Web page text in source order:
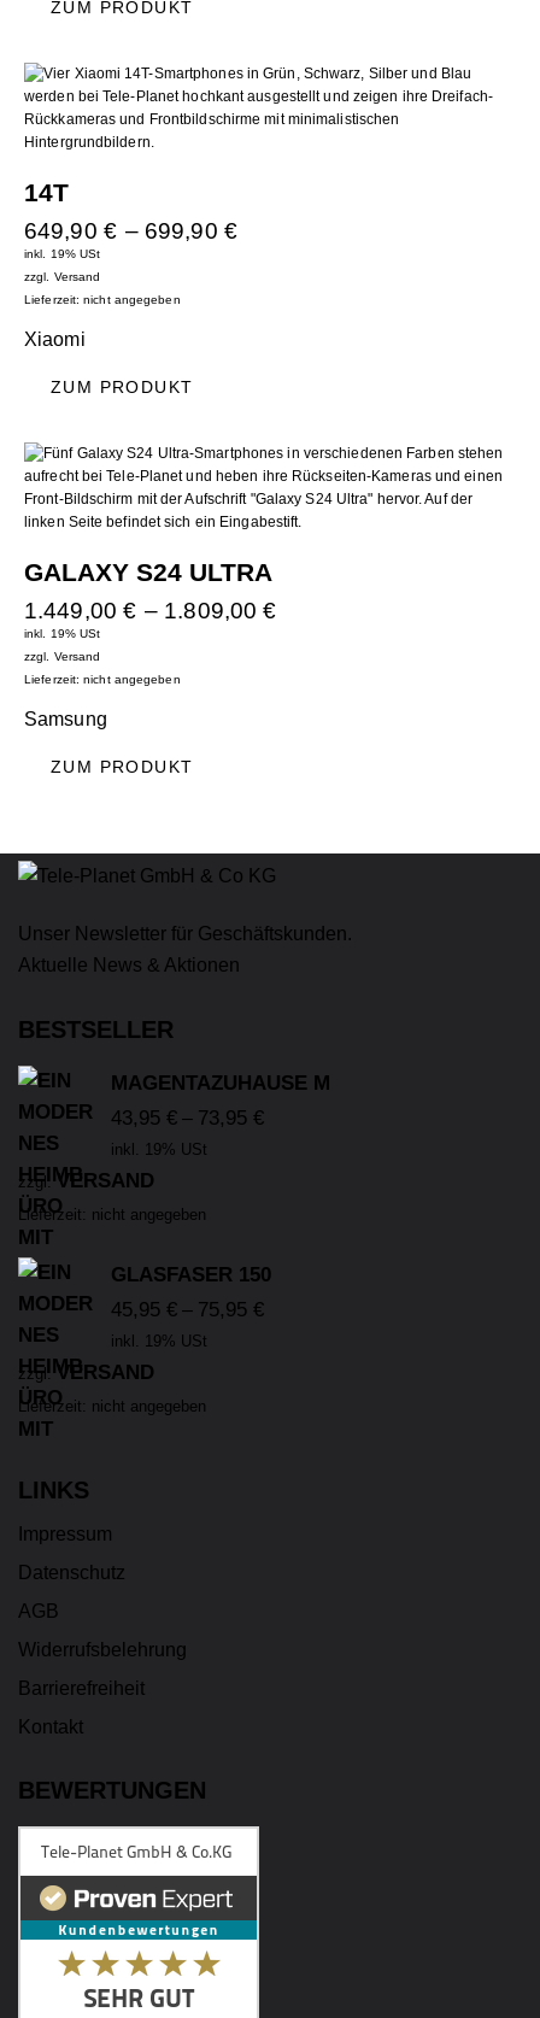
ZUM PRODUKT
14T
649,90 € – 699,90 €
inkl. 19% USt
zzgl. Versand
Lieferzeit: nicht angegeben
Xiaomi
ZUM PRODUKT
GALAXY S24 ULTRA
1.449,00 € – 1.809,00€
inkl. 19% USt
zzgl. Versand
Lieferzeit: nicht angegeben
Samsung
ZUM PRODUKT
Unser Newsletter für Geschäftskunden.
Aktuelle News & Aktionen
BESTSELLER
MAGENTAZUHAUSE M
43,95 € – 73,95 €
inkl. 19% USt
zzgl.VERSAND
Lieferzeit: nicht angegeben
GLASFASER 150
45,95 € – 75,95 €
inkl. 19% USt
zzgl.VERSAND
Lieferzeit: nicht angegeben
LINKS
Impressum
Datenschutz
AGB
Widerrufsbelehrung
Barrierefreiheit
Kontakt
BEWERTUNGEN